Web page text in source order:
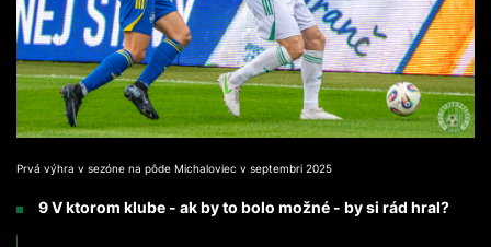
Prvá výhra v sezóne na pôde Michaloviec v septembri 2025
9 V ktorom klube - ak by to bolo možné - by si rád hral?